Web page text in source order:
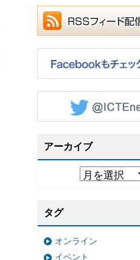
アーカイブ
タグ
オンライン
イベント